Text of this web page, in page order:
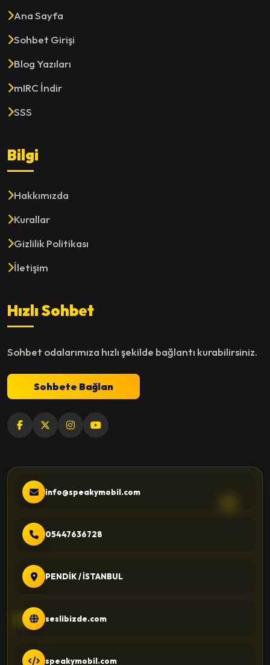
Ana Sayfa
Sohbet Girişi
Blog Yazıları
mIRC İndir
SSS
Bilgi
Hakkımızda
Kurallar
Gizlilik Politikası
İletişim
Hızlı Sohbet
Sohbet odalarımıza hızlı şekilde bağlantı kurabilirsiniz.
Sohbete Bağlan
info@speakymobil.com
05447636728
PENDİK / İSTANBUL
seslibizde.com
speakymobil.com